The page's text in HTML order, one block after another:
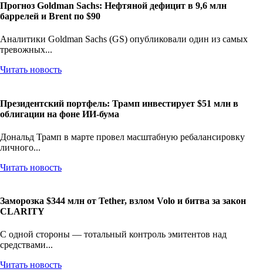
Прогноз Goldman Sachs: Нефтяной дефицит в 9,6 млн
баррелей и Brent по $90
Аналитики Goldman Sachs (GS) опубликовали один из самых
тревожных...
Читать новость
Президентский портфель: Трамп инвестирует $51 млн в
облигации на фоне ИИ-бума
Дональд Трамп в марте провел масштабную ребалансировку
личного...
Читать новость
Заморозка $344 млн от Tether, взлом Volo и битва за закон
CLARITY
С одной стороны — тотальный контроль эмитентов над
средствами...
Читать новость